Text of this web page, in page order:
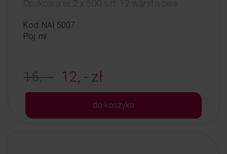
Opakowanie 2 x 500 szt. 12 warstwowe
Kod: NAI 5007
Poj: ml
16, - 12, - zł
do koszyka